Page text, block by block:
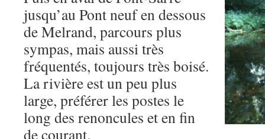
jusqu’au Pont neuf en dessous
de Melrand, parcours plus
sympas, mais aussi très
fréquentés, toujours très boisé.
La rivière est un peu plus
large, préférer les postes le
long des renoncules et en fin
de courant.